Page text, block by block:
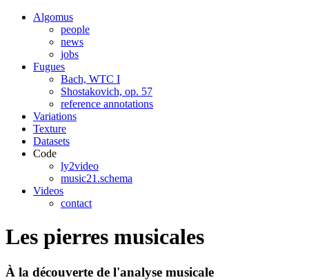
Algomus
people
news
jobs
Fugues
Bach, WTC I
Shostakovich, op. 57
reference annotations
Variations
Texture
Datasets
Code
ly2video
music21.schema
Videos
contact
Les pierres musicales
À la découverte de l'analyse musicale